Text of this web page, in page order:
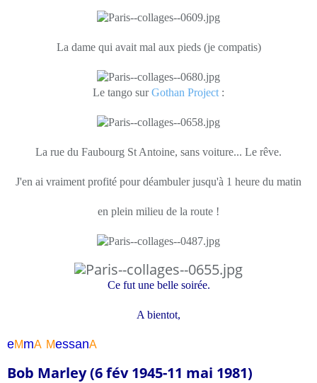
La dame qui avait mal aux pieds (je compatis)
Le tango surGothan Project :
La rue du Faubourg St Antoine, sans voiture... Le rêve.
J'en ai vraiment profité pour déambuler jusqu'à 1 heure du matin
en plein milieu de la route !
Ce fut une belle soirée.
A bientot,
eMmA MessanA
Bob Marley (6 fév 1945-11 mai 1981)